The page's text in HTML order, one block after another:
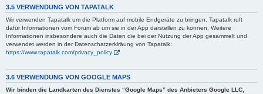
3.5 VERWENDUNG VON TAPATALK
Wir verwenden Tapatalk um die Platform auf mobile Endgeräte zu bringen. Tapatalk ruft
dafür Informationen vom Forum ab um sie in der App darstellen zu können. Weitere
Informationen insbesondere auch die Daten die bei der Nutzung der App gesammelt und
verwendet werden in der Datenschatzerklräung von Tapatalk:
https://www.tapatalk.com/privacy_policy
3.6 VERWENDUNG VON GOOGLE MAPS
Wir binden die Landkarten des Dienstes “Google Maps” des Anbieters Google LLC,